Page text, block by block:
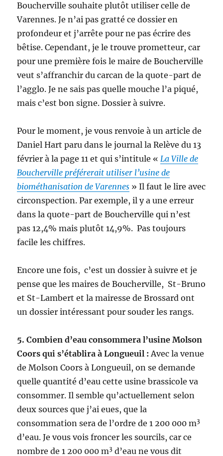
Boucherville souhaite plutôt utiliser celle de
Varennes. Je n’ai pas gratté ce dossier en
profondeur et j’arrête pour ne pas écrire des
bêtise. Cependant, je le trouve prometteur, car
pour une première fois le maire de Boucherville
veut s’affranchir du carcan de la quote-part de
l’agglo. Je ne sais pas quelle mouche l’a piqué,
mais c’est bon signe. Dossier à suivre.
Pour le moment, je vous renvoie à un article de
Daniel Hart paru dans le journal la Relève du 13
février à la page 11 et qui s’intitule «La Ville de
Boucherville préférerait utiliser l’usine de
biométhanisation de Varennes » Il faut le lire avec
circonspection. Par exemple, il y a une erreur
dans la quote-part de Boucherville qui n’est
pas 12,4% mais plutôt 14,9%. Pas toujours
facile les chiffres.
Encore une fois, c’est un dossier à suivre et je
pense que les maires de Boucherville, St-Bruno
et St-Lambert et la mairesse de Brossard ont
un dossier intéressant pour souder les rangs.
5. Combien d’eau consommera l’usine Molson
Coors qui s’établira à Longueuil : Avec la venue
de Molson Coors à Longueuil, on se demande
quelle quantité d’eau cette usine brassicole va
consommer. Il semble qu’actuellement selon
deux sources que j’ai eues, que la
consommation sera de l’ordre de 1 200 000 m3
d’eau. Je vous vois froncer les sourcils, car ce
nombre de 1 200 000 m3 d’eau ne vous dit